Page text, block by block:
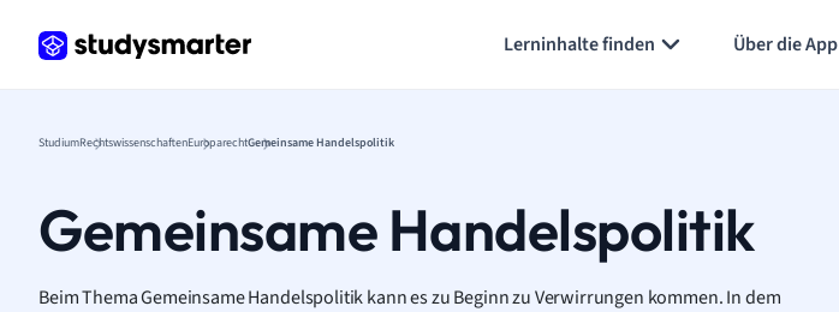
Lerninhalte finden Über die App
StudiumRechtswissenschaftenEuroparechtGemeinsame Handelspolitik
Gemeinsame Handelspolitik
Beim Thema Gemeinsame Handelspolitik kann es zu Beginn zu Verwirrungen kommen. In dem